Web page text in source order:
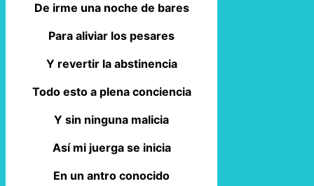
De irme una noche de bares
Para aliviar los pesares
Y revertir la abstinencia
Todo esto a plena conciencia
Y sin ninguna malicia
Así mi juerga se inicia
En un antro conocido